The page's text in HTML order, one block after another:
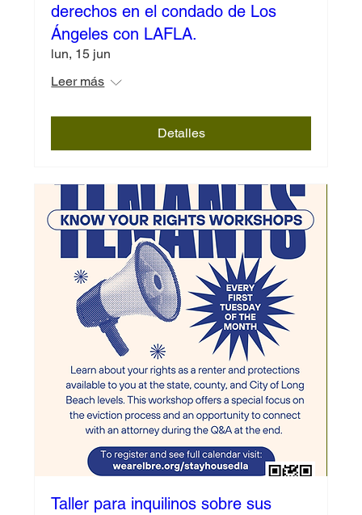
derechos en el condado de Los
Ángeles con LAFLA.
lun, 15 jun
Leer más
Detalles
Taller para inquilinos sobre sus